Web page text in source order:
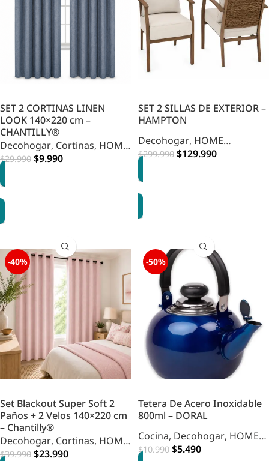
SET 2 CORTINAS LINEN
LOOK 140×220 cm –
CHANTILLY®
Decohogar, Cortinas, HOME
DECOHOGAR
$29.990 $9.990
SET 2 SILLAS DE EXTERIOR –
HAMPTON
Decohogar, HOME
DECOHOGAR,Muebles
$299.990 $129.990
-40%
Set Blackout Super Soft 2
Paños + 2 Velos 140×220 cm
– Chantilly®
Decohogar, Cortinas, HOME
DECOHOGAR
$39.990 $23.990
-50%
Tetera De Acero Inoxidable
800ml – DORAL
Cocina, Decohogar, HOME
COCINA
$10.990 $5.490